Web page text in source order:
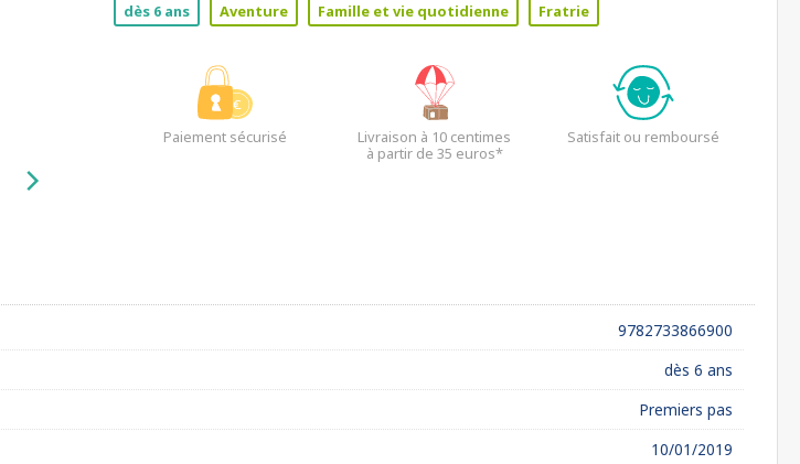
dès 6 ans Aventure Famille et vie quotidienne Fratrie
Paiement sécurisé
Livraison à 10 centimes
à partir de 35 euros*
Satisfait ou remboursé
9782733866900
dès 6 ans
Premiers pas
10/01/2019